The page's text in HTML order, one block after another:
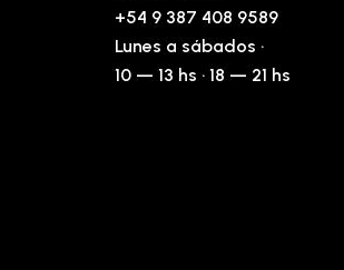
+54 9 387 408 9589
Lunes a sábados ·
10 — 13 hs · 18 — 21 hs